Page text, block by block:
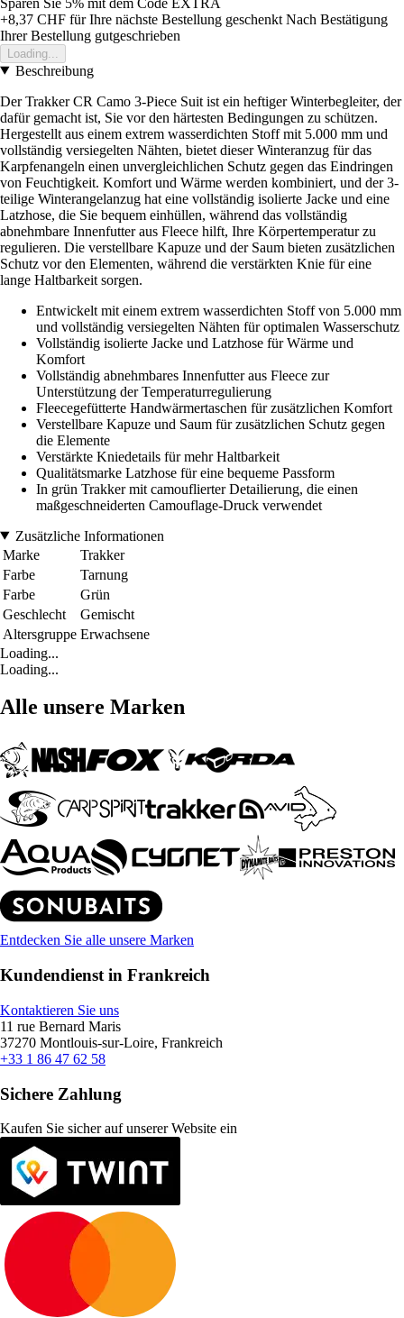
+8,37 CHF für Ihre nächste Bestellung geschenkt Nach Bestätigung
Ihrer Bestellung gutgeschrieben
Loading...
Beschreibung
Der Trakker CR Camo 3-Piece Suit ist ein heftiger Winterbegleiter, der
dafür gemacht ist, Sie vor den härtesten Bedingungen zu schützen.
Hergestellt aus einem extrem wasserdichten Stoff mit 5.000 mm und
vollständig versiegelten Nähten, bietet dieser Winteranzug für das
Karpfenangeln einen unvergleichlichen Schutz gegen das Eindringen
von Feuchtigkeit. Komfort und Wärme werden kombiniert, und der 3-
teilige Winterangelanzug hat eine vollständig isolierte Jacke und eine
Latzhose, die Sie bequem einhüllen, während das vollständig
abnehmbare Innenfutter aus Fleece hilft, Ihre Körpertemperatur zu
regulieren. Die verstellbare Kapuze und der Saum bieten zusätzlichen
Schutz vor den Elementen, während die verstärkten Knie für eine
lange Haltbarkeit sorgen.
Entwickelt mit einem extrem wasserdichten Stoff von 5.000 mm
und vollständig versiegelten Nähten für optimalen Wasserschutz
Vollständig isolierte Jacke und Latzhose für Wärme und
Komfort
Vollständig abnehmbares Innenfutter aus Fleece zur
Unterstützung der Temperaturregulierung
Fleecegefütterte Handwärmertaschen für zusätzlichen Komfort
Verstellbare Kapuze und Saum für zusätzlichen Schutz gegen
die Elemente
Verstärkte Kniedetails für mehr Haltbarkeit
Qualitätsmarke Latzhose für eine bequeme Passform
In grün Trakker mit camouflierter Detailierung, die einen
maßgeschneiderten Camouflage-Druck verwendet
Zusätzliche Informationen
Marke
Trakker
Farbe
Tarnung
Farbe
Grün
Geschlecht
Gemischt
Altersgruppe Erwachsene
Loading...
Loading...
Alle unsere Marken
Entdecken Sie alle unsere Marken
Kundendienst in Frankreich
Kontaktieren Sie uns
11 rue Bernard Maris
37270 Montlouis-sur-Loire, Frankreich
+33 1 86 47 62 58
Sichere Zahlung
Kaufen Sie sicher auf unserer Website ein